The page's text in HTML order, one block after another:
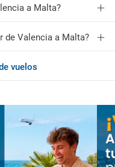
a Malta?
de Valencia a Malta?
vuelos